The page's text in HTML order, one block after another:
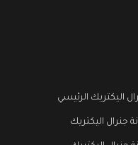
اليكتريك الرئيسي
جنرال اليكتريك